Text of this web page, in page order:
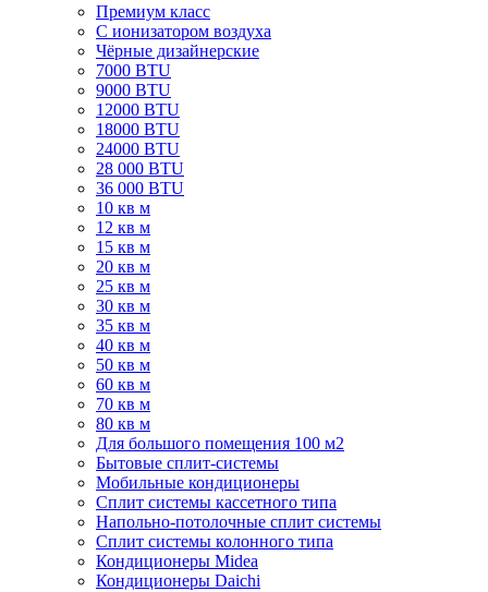
Премиум класс
C ионизатором воздуха
Чёрные дизайнерские
7000 BTU
9000 BTU
12000 BTU
18000 BTU
24000 BTU
28 000 BTU
36 000 BTU
10 кв м
12 кв м
15 кв м
20 кв м
25 кв м
30 кв м
35 кв м
40 кв м
50 кв м
60 кв м
70 кв м
80 кв м
Для большого помещения 100 м2
Бытовые сплит-системы
Мобильные кондиционеры
Сплит системы кассетного типа
Напольно-потолочные сплит системы
Сплит системы колонного типа
Кондиционеры Midea
Кондиционеры Daichi